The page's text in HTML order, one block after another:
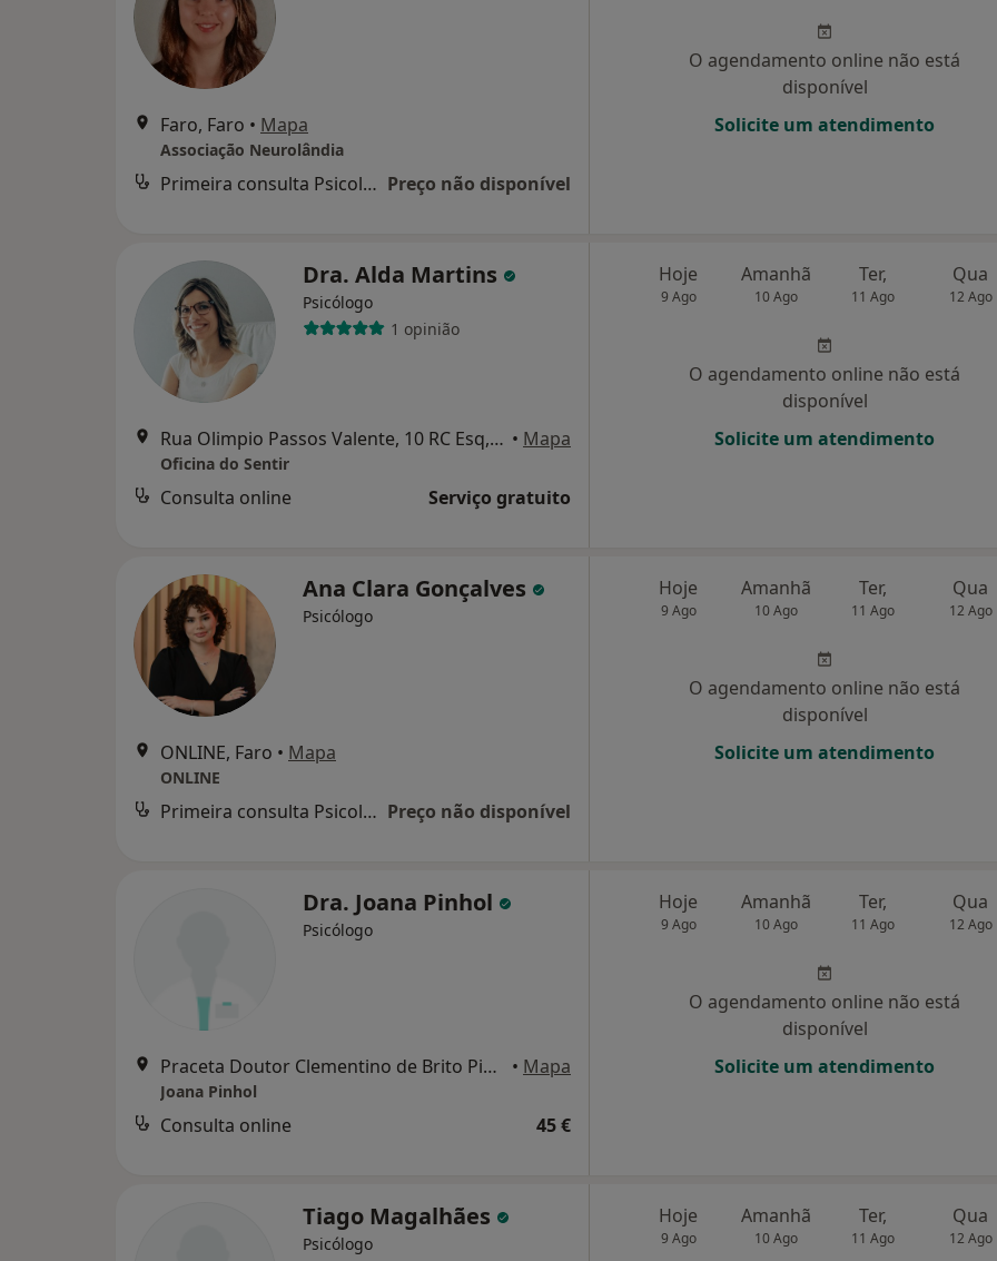
Faro, Faro • Mapa
Associação Neurolândia
Primeira consulta Psicologia Preço não disponível
O agendamento online não está
disponível
Solicite um atendimento
Dra. Alda Martins
Psicólogo
1 opinião
Rua Olimpio Passos Valente, 10 RC Esq, Faro • Mapa
Oficina do Sentir
Consulta online Serviço gratuito
Hoje
9 Ago
Amanhã
10 Ago
Ter,
11 Ago
Qua
12 Ago
O agendamento online não está
disponível
Solicite um atendimento
Ana Clara Gonçalves
Psicólogo
ONLINE, Faro • Mapa
ONLINE
Primeira consulta Psicologia Preço não disponível
Hoje
9 Ago
Amanhã
10 Ago
Ter,
11 Ago
Qua
12 Ago
O agendamento online não está
disponível
Solicite um atendimento
Dra. Joana Pinhol
Psicólogo
Praceta Doutor Clementino de Brito Pinto 5, Faro • Mapa
Joana Pinhol
Consulta online 45 €
Hoje
9 Ago
Amanhã
10 Ago
Ter,
11 Ago
Qua
12 Ago
O agendamento online não está
disponível
Solicite um atendimento
Tiago Magalhães
Psicólogo
Hoje
9 Ago
Amanhã
10 Ago
Ter,
11 Ago
Qua
12 Ago